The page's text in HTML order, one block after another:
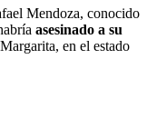
Mendoza, conocido
asesinado a su
en el estado